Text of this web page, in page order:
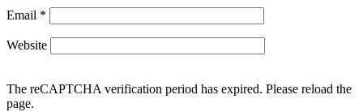
Email *
Website
The reCAPTCHA verification period has expired. Please reload the
page.